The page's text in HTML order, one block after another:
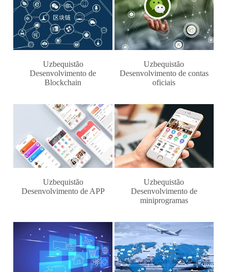
Uzbequistão
Desenvolvimento de
Blockchain
Uzbequistão
Desenvolvimento de contas
oficiais
Uzbequistão
Desenvolvimento de APP
Uzbequistão
Desenvolvimento de
miniprogramas